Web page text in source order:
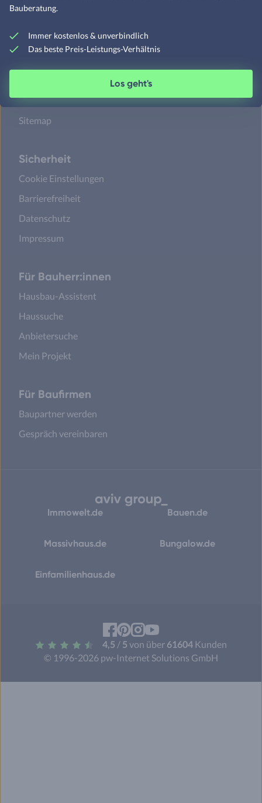
FAQ
Sitemap
Sicherheit
Cookie Einstellungen
Barrierefreiheit
Datenschutz
Impressum
Für Bauherr:innen
Hausbau-Assistent
Haussuche
Anbietersuche
Mein Projekt
Für Baufirmen
Baupartner werden
Gespräch vereinbaren
Immowelt.de Bauen.de
Massivhaus.de Bungalow.de
Einfamilienhaus.de
© 1996-2026 pw-Internet Solutions GmbH
4,5 / 5 von über 61604Kunden
Facebook
Pinterest
Instagram
Bauberatung.
Immer kostenlos & unverbindlich
Das beste Preis-Leistungs-Verhältnis
Los geht's